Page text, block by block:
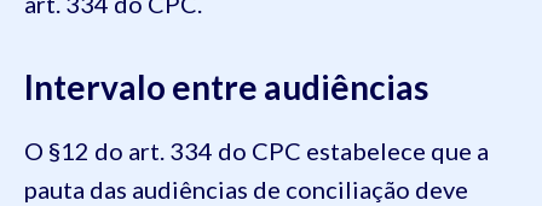
Intervalo entre audiências
O §12 do art. 334 do CPC estabelece que a
pauta das audiências de conciliação deve